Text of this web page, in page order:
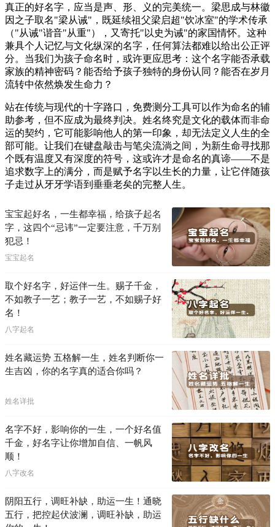
真正的好名字，应当是声、形、义的完美统一。梁思成与林徽
因之子取名"梁从诫"，既延续祖父梁启超"饮冰室"的学术传承
（"从诫"谐音"从重"），又寄托"以史为诫"的家国情怀。这种
兼具个人记忆与文化纵深的名字，任何算法都难以给出公正评
分。当我们为孩子命名时，或许更应思考：这个名字能否承载
家族的精神密码？能否给予孩子独特的身份认同？能否在岁月
流转中依然焕发生命力？
站在传统与现代的十字路口，免费测分工具可以作为命名的辅
助参考，但不应成为最终判决。姓名终究是文化的载体而非命
运的契约，它可能影响他人的第一印象，却无法定义人生的全
部可能。让我们在键盘敲击与笔尖流淌之间，为新生命寻找那
个既有温度又有深度的符号，这或许才是命名的真谛——不是
追求数字上的满分，而是赋予名字以生长的力量，让它伴随孩
子走过从牙牙学语到垂垂老矣的完整人生。
宝宝起好名，一生都幸福，给孩子起名
字，这四个“忌讳”一定要注意，千万别
犯忌！
宝宝起名
取个好名字，好运伴一生。赐子千金，
不如教子一艺；教子一艺，不如赐子好
名！
八字起名
姓名藏运势 五格解一生，姓名判断你一
生吉凶，你的名字真的适合你吗？
姓名详批
名字不好，影响你的一生，一个好名值
千金，好名字让你增加自信、一帆风
顺！
八字改名
阴阳五行，调旺补缺，助运一生！通晓
五行，把控起伏波澜，调旺补缺，助运